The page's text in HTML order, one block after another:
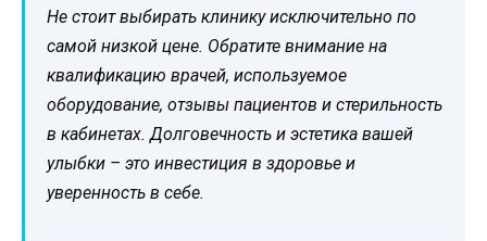
Не стоит выбирать клинику исключительно по
самой низкой цене. Обратите внимание на
квалификацию врачей, используемое
оборудование, отзывы пациентов и стерильность
в кабинетах. Долговечность и эстетика вашей
улыбки – это инвестиция в здоровье и
уверенность в себе.